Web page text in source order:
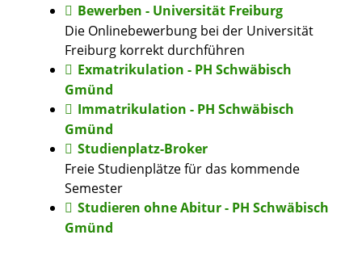
Bewerben - Universität Freiburg
Die Onlinebewerbung bei der Universität
Freiburg korrekt durchführen
Exmatrikulation - PH Schwäbisch
Gmünd
Immatrikulation - PH Schwäbisch
Gmünd
Studienplatz-Broker
Freie Studienplätze für das kommende
Semester
Studieren ohne Abitur - PH Schwäbisch
Gmünd